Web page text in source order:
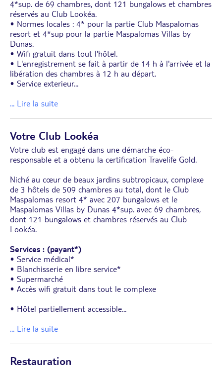
4*sup. de 69 chambres, dont 121 bungalows et chambres
réservés au Club Lookéa.
• Normes locales : 4* pour la partie Club Maspalomas
resort et 4*sup pour la partie Maspalomas Villas by
Dunas.
• Wifi gratuit dans tout l'hôtel.
• L'enregistrement se fait à partir de 14 h à l'arrivée et la
libération des chambres à 12 h au départ.
• Service exterieur...
... Lire la suite
Votre Club Lookéa
Votre club est engagé dans une démarche éco-
responsable et a obtenu la certification Travelife Gold.
Niché au cœur de beaux jardins subtropicaux, complexe
de 3 hôtels de 509 chambres au total, dont le Club
Maspalomas resort 4* avec 207 bungalows et le
Maspalomas Villas by Dunas 4*sup. avec 69 chambres,
dont 121 bungalows et chambres réservés au Club
Lookéa.
Services : (payant*)
• Service médical*
• Blanchisserie en libre service*
• Supermarché
• Accès wifi gratuit dans tout le complexe
• Hôtel partiellement accessible...
... Lire la suite
Restauration